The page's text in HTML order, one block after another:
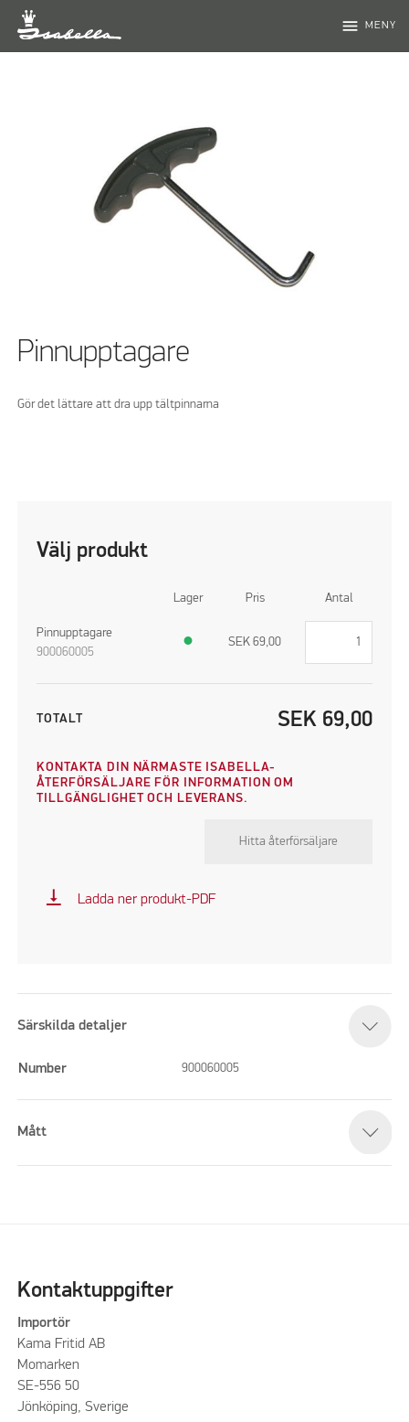
menu MENY
Pinnupptagare
Gör det lättare att dra upp tältpinnarna
Välj produkt
Lager Pris Antal
Pinnupptagare
900060005
● SEK 69,00
TOTALT SEK 69,00
KONTAKTA DIN NÄRMASTE ISABELLA-
ÅTERFÖRSÄLJARE FÖR INFORMATION OM
TILLGÄNGLIGHET OCH LEVERANS.
Hitta återförsäljare
vertical_align_bottom Ladda ner produkt-PDF
Särskilda detaljer
Number 900060005
Mått
Kontaktuppgifter
Importör
Kama Fritid AB
Momarken
SE-556 50
Jönköping, Sverige